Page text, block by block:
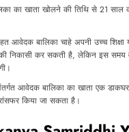
का खाता खोलने की तिथि से 21 साल
आवेदक बालिका चाहे अपनी उच्च शिक्षा
निकासी कर सकती है, लेकिन इस समय
आवेदक बालिका का खाता एक
किया जा सकता है।